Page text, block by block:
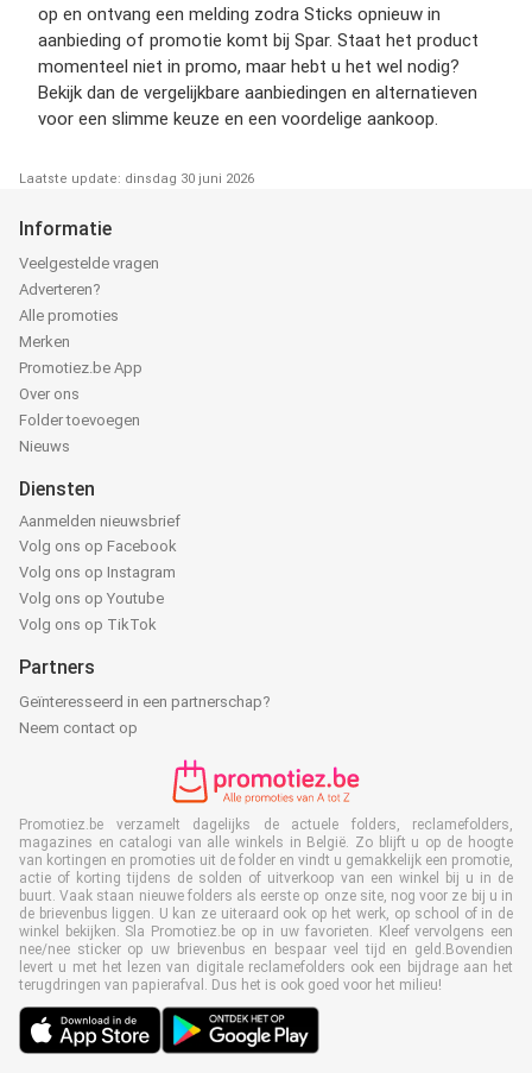
op en ontvang een melding zodra Sticks opnieuw in
aanbieding of promotie komt bij Spar. Staat het product
momenteel niet in promo, maar hebt u het wel nodig?
Bekijk dan de vergelijkbare aanbiedingen en alternatieven
voor een slimme keuze en een voordelige aankoop.
Laatste update: dinsdag 30 juni 2026
Informatie
Veelgestelde vragen
Adverteren?
Alle promoties
Merken
Promotiez.be App
Over ons
Folder toevoegen
Nieuws
Diensten
Aanmelden nieuwsbrief
Volg ons op Facebook
Volg ons op Instagram
Volg ons op Youtube
Volg ons op TikTok
Partners
Geïnteresseerd in een partnerschap?
Neem contact op
Promotiez.be verzamelt dagelijks de actuele folders, reclamefolders,
magazines en catalogi van alle winkels in België. Zo blijft u op de hoogte
van kortingen en promoties uit de folder en vindt u gemakkelijk een promotie,
actie of korting tijdens de solden of uitverkoop van een winkel bij u in de
buurt. Vaak staan nieuwe folders als eerste op onze site, nog voor ze bij u in
de brievenbus liggen. U kan ze uiteraard ook op het werk, op school of in de
winkel bekijken. Sla Promotiez.be op in uw favorieten. Kleef vervolgens een
nee/nee sticker op uw brievenbus en bespaar veel tijd en geld.Bovendien
levert u met het lezen van digitale reclamefolders ook een bijdrage aan het
terugdringen van papierafval. Dus het is ook goed voor het milieu!